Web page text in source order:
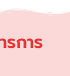
การ